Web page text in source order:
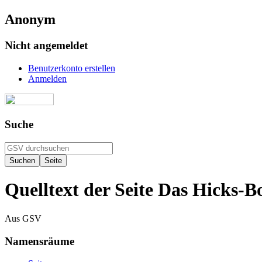
Anonym
Nicht angemeldet
Benutzerkonto erstellen
Anmelden
Suche
Quelltext der Seite Das Hicks-
Aus GSV
Namensräume